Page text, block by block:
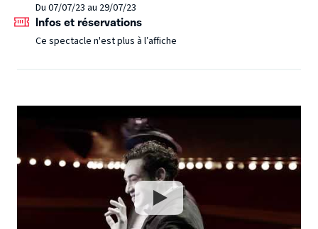
Du 07/07/23 au 29/07/23
Infos et réservations
Ce spectacle n'est plus à l’affiche